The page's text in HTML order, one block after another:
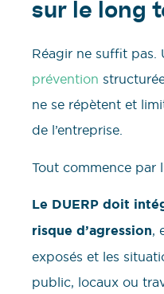
sur le long
Réagir ne suffit pas.
prévention
ne se répètent et
de l’entreprise.
Tout commence par
Le DUERP doit
risque d’agression,
exposés et les
public, locaux ou